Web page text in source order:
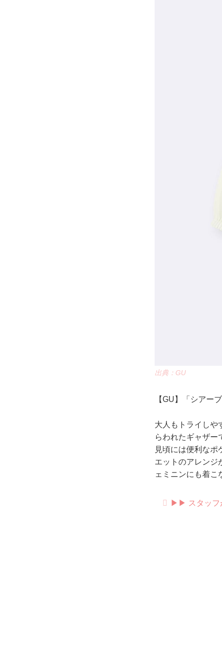
出典：GU
【GU】「シアー
大人もトライしや
らわれたギャザー
見頃には便利な
エットのアレンジ
ェミニンにも着こ
▶︎▶︎ スタッフ